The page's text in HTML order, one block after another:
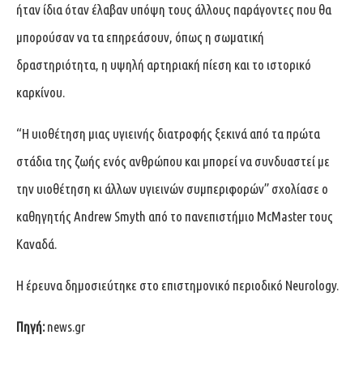
ήταν ίδια όταν έλαβαν υπόψη τους άλλους παράγοντες που θα
μπορούσαν να τα επηρεάσουν, όπως η σωματική
δραστηριότητα, η υψηλή αρτηριακή πίεση και το ιστορικό
καρκίνου.
“Η υιοθέτηση μιας υγιεινής διατροφής ξεκινά από τα πρώτα
στάδια της ζωής ενός ανθρώπου και μπορεί να συνδυαστεί με
την υιοθέτηση κι άλλων υγιεινών συμπεριφορών” σχολίασε ο
καθηγητής Andrew Smyth από το πανεπιστήμιο McMaster τους
Καναδά.
Η έρευνα δημοσιεύτηκε στο επιστημονικό περιοδικό Neurology.
Πηγή: news.gr